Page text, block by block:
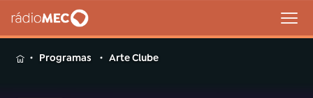
MENUProgramas Arte Clube